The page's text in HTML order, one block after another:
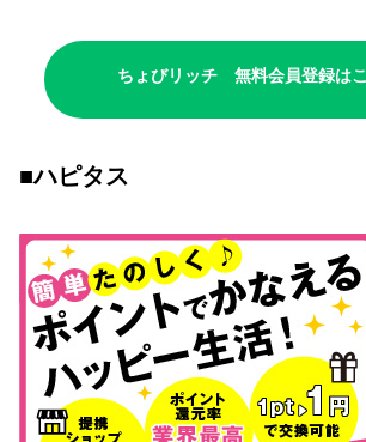
ちょびリッチ 無料会員登録は
■ハピタス